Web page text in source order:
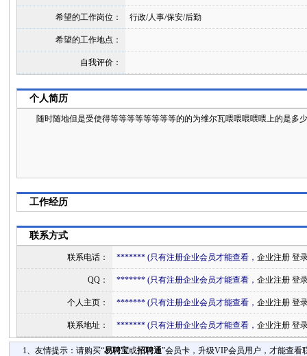
希望的工作岗位： 行政/人事/保安/后勤
希望的工作地点：
自我评价：
个人简历
随时随地但是受使得等等等等等等等等的的为维尔瓦喂喂喂喂喂上的是多
工作经历
联系方式
联系电话： ******* (只有注册企业会员才能查看， 企业注册 登
QQ： ******* (只有注册企业会员才能查看， 企业注册 登
个人主页： ******* (只有注册企业会员才能查看， 企业注册 登
联系地址： ******* (只有注册企业会员才能查看， 企业注册 登
1、友情提示：请购买“易聘宝或招聘通”会员卡，升级VIP会员用户，才能查看